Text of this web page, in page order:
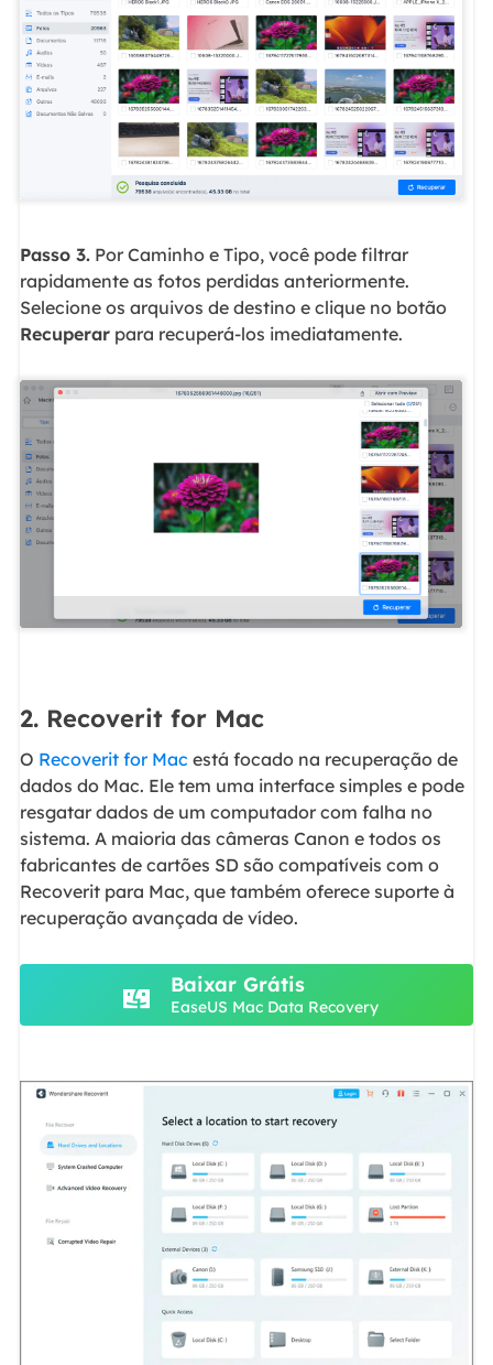
Passo 3.Por Caminho e Tipo, você pode filtrar
rapidamente as fotos perdidas anteriormente.
Selecione os arquivos de destino e clique no botão
Recuperarpara recuperá-los imediatamente.
2. Recoverit for Mac
O Recoverit for Mac está focado na recuperação de
dados do Mac. Ele tem uma interface simples e pode
resgatar dados de um computador com falha no
sistema. A maioria das câmeras Canon e todos os
fabricantes de cartões SD são compatíveis com o
Recoverit para Mac, que também oferece suporte à
recuperação avançada de vídeo.
Baixar Grátis
EaseUS Mac Data Recovery